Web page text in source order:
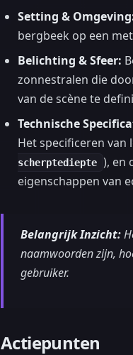
Setting &
bergbeek op een
Belichting & Sfeer:
zonnestralen die
van de scène te
Technische
Het specificeren van
scherptediepte ), en
eigenschappen van
Belangrijk Inzicht:
naamwoorden zijn,
gebruiker.
Actiepunten